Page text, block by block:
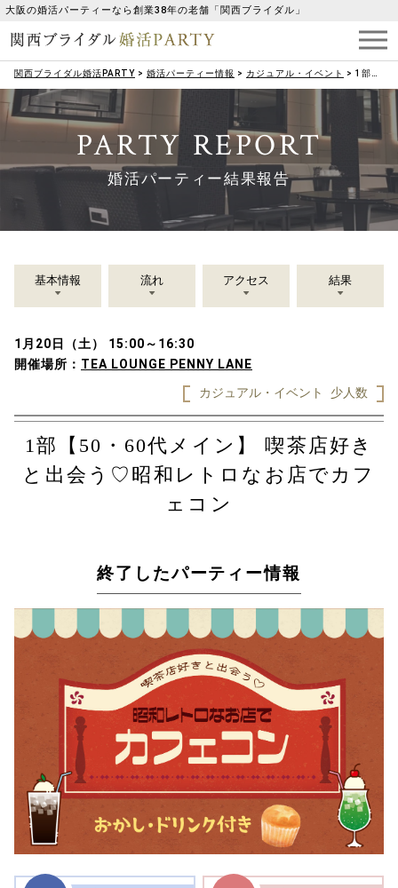
大阪の婚活パーティーなら創業38年の老舗「関西ブライダル」
関西ブライダル婚活PARTY > 婚活パーティー情報 > カジュアル・イベント > 1部【50・60代メイン】 喫茶店好きと出会う♡昭和レトロなお店でカフェコン
PARTY REPORT
婚活パーティー結果報告
基本情報 流れ アクセス 結果
1月20日（土） 15:00～16:30
開催場所： TEA LOUNGE PENNY LANE
カジュアル・イベント
少人数
1部【50・60代メイン】 喫茶店好き
と出会う♡昭和レトロなお店でカフ
ェコン
終了したパーティー情報